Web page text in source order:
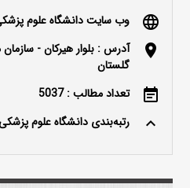
language وب سایت دانشگاه علوم
location_on
آدرس : بلوار هیرکان -
گلستان
event_note تعداد مطالب : 5037
keyboard_arrow_up رتبه‌بندی دانشگاه علوم